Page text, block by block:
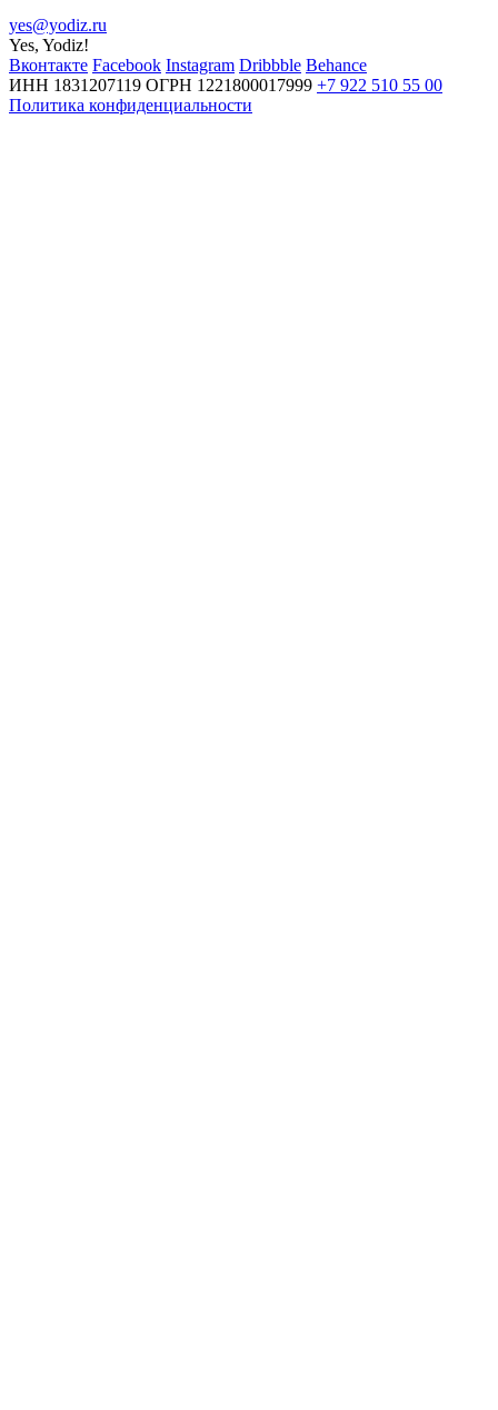
yes@yodiz.ru
Yes, Yodiz!
Вконтакте Facebook Instagram Dribbble Behance
ИНН 1831207119 ОГРН 1221800017999 +7 922 510 55 00
Политика конфиденциальности